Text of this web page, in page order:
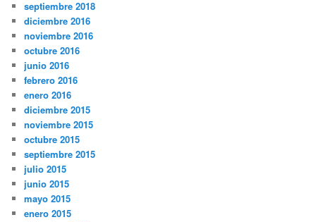
septiembre 2018
diciembre 2016
noviembre 2016
octubre 2016
junio 2016
febrero 2016
enero 2016
diciembre 2015
noviembre 2015
octubre 2015
septiembre 2015
julio 2015
junio 2015
mayo 2015
enero 2015